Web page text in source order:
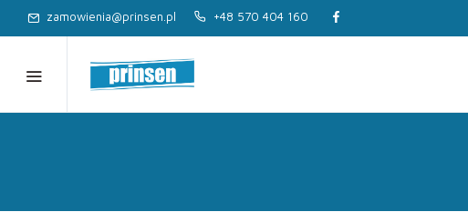
zamowienia@prinsen.pl +48 570 404 160